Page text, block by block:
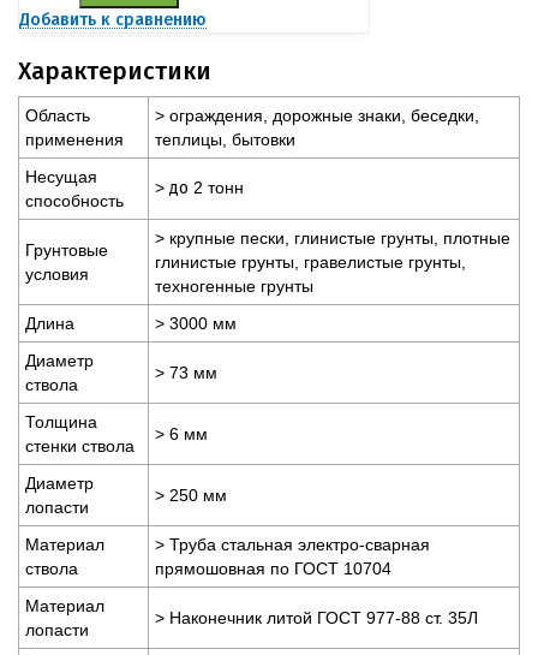
Добавить к сравнению
Характеристики
Область
применения
> ограждения, дорожные знаки, беседки,
теплицы, бытовки
Несущая
способность
> до 2 тонн
Грунтовые
условия
> крупные пески, глинистые грунты, плотные
глинистые грунты, гравелистые грунты,
техногенные грунты
Длина
> 3000 мм
Диаметр
ствола
> 73 мм
Толщина
стенки ствола
> 6 мм
Диаметр
лопасти
> 250 мм
Материал
ствола
> Труба стальная электро-сварная
прямошовная по ГОСТ 10704
Материал
лопасти
> Наконечник литой ГОСТ 977-88 ст. 35Л